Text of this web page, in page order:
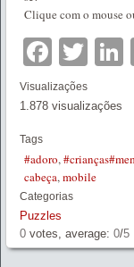
Clique com o mouse
Visualizações
1.878 visualizações
Tags
#adoro,
cabeça,mobile
Categorias
Puzzles
0 votes, average: 0/5